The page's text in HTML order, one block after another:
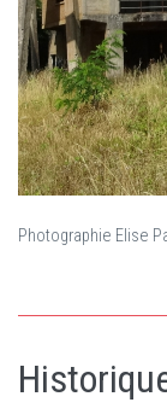
Photographie Elise